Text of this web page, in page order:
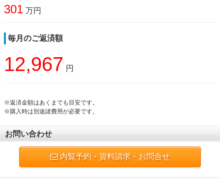
301 万円
毎月のご返済額
12,967 円
※返済金額はあくまでも目安です。
※購入時は別途諸費用が必要です。
お問い合わせ
内覧予約・資料請求・お問合せ